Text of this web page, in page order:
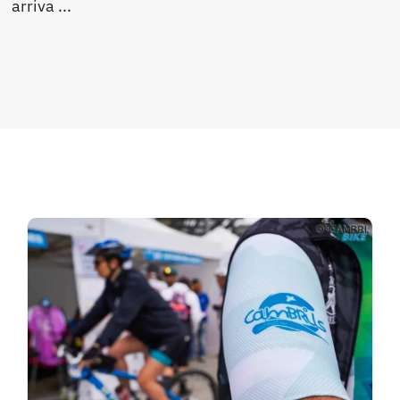
Inoltre,Cambribike ha arricchito
collegando le attività del programma alla
sua offerta culturale, garantendo
accompagnatori sia lungo i percorsi che al
Manca appena una settimana…
arriva ...